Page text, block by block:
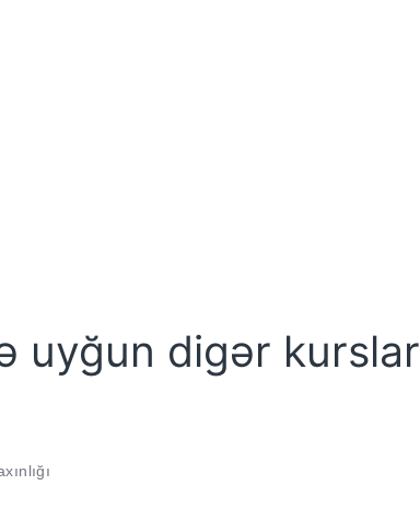
uyğun digər kurslar